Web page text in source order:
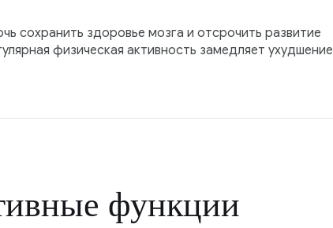
сохранить здоровье мозга и отсрочить развитие
физическая активность замедляет ухудшение
функции